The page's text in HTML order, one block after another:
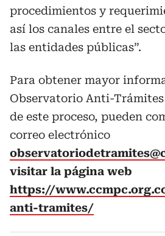
procedimientos y
así los canales entre el
las entidades públicas”.
Para obtener mayor
Observatorio Anti-
de este proceso, pueden
correo electrónico
visitar la página web
https://
anti-tramites/